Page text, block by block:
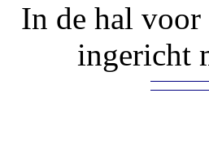
In de hal voor
ingericht